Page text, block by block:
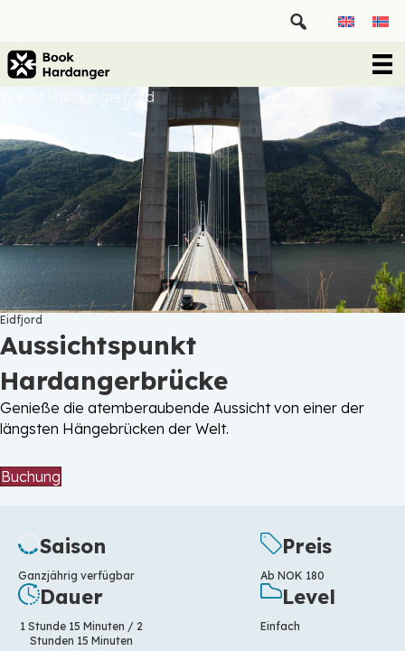
© Visit Hardangerfjord
Eidfjord
Aussichtspunkt
Hardangerbrücke
Genieße die atemberaubende Aussicht von einer der
längsten Hängebrücken der Welt.
Buchung
Saison
Ganzjährig verfügbar
Preis
Ab NOK 180
Dauer
1 Stunde 15 Minuten / 2
Stunden 15 Minuten
Level
Einfach